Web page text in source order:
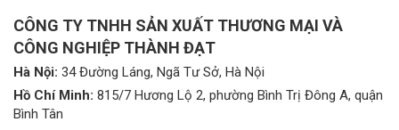
CÔNG TY TNHH SẢN XUẤT THƯƠNG MẠI VÀ
CÔNG NGHIỆP THÀNH ĐẠT
Hà Nội: 34 Đường Láng, Ngã Tư Sở, Hà Nội
Hồ Chí Minh: 815/7 Hương Lộ 2, phường Bình Trị Đông A, quận
Bình Tân